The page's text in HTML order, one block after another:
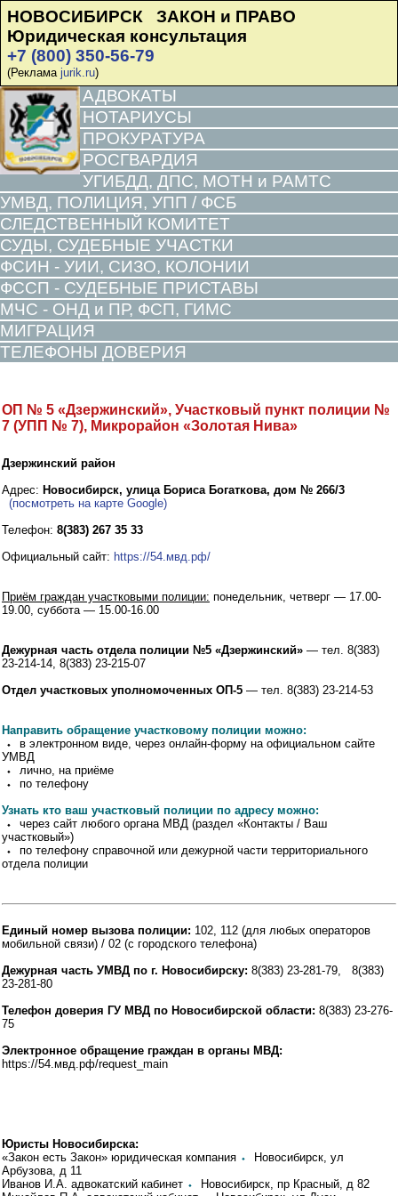
НОВОСИБИРСК ЗАКОН и ПРАВО
Юридическая консультация
+7 (800) 350-56-79
(Реклама jurik.ru)
АДВОКАТЫ
НОТАРИУСЫ
ПРОКУРАТУРА
РОСГВАРДИЯ
УГИБДД, ДПС, МОТН и РАМТС
УМВД, ПОЛИЦИЯ, УПП / ФСБ
СЛЕДСТВЕННЫЙ КОМИТЕТ
СУДЫ, СУДЕБНЫЕ УЧАСТКИ
ФСИН - УИИ, СИЗО, КОЛОНИИ
ФССП - СУДЕБНЫЕ ПРИСТАВЫ
МЧС - ОНД и ПР, ФСП, ГИМС
МИГРАЦИЯ
ТЕЛЕФОНЫ ДОВЕРИЯ
ОП № 5 «Дзержинский», Участковый пункт полиции №
7 (УПП № 7), Микрорайон «Золотая Нива»
Дзержинский район
Адрес: Новосибирск, улица Бориса Богаткова, дом № 266/3
(посмотреть на карте Google)
Телефон: 8(383) 267 35 33
Официальный сайт: https://54.мвд.рф/
Приём граждан участковыми полиции: понедельник, четверг — 17.00-
19.00, суббота — 15.00-16.00
Дежурная часть отдела полиции №5 «Дзержинский» — тел. 8(383)
23-214-14, 8(383) 23-215-07
Отдел участковых уполномоченных ОП-5 — тел. 8(383) 23-214-53
Направить обращение участковому полиции можно:
⬩ в электронном виде, через онлайн-форму на официальном сайте
УМВД
⬩ лично, на приёме
⬩ по телефону
Узнать кто ваш участковый полиции по адресу можно:
⬩ через сайт любого органа МВД (раздел «Контакты / Ваш
участковый»)
⬩ по телефону справочной или дежурной части территориального
отдела полиции
Единый номер вызова полиции: 102, 112 (для любых операторов
мобильной связи) / 02 (с городского телефона)
Дежурная часть УМВД по г. Новосибирску: 8(383) 23-281-79, 8(383)
23-281-80
Телефон доверия ГУ МВД по Новосибирской области: 8(383) 23-276-
75
Электронное обращение граждан в органы МВД:
https://54.мвд.рф/request_main
Юристы Новосибирска:
«Закон есть Закон» юридическая компания ⬩
Новосибирск, ул
Арбузова, д 11
Иванов И.А. адвокатский кабинет ⬩
Новосибирск, пр Красный, д 82